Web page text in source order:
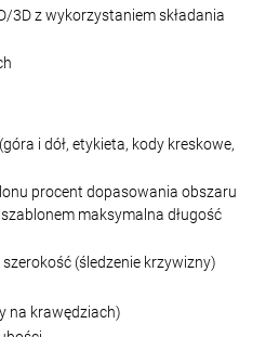
3D z wykorzystaniem składania
i dół, etykieta, kody kreskowe,
procent dopasowania obszaru
maksymalna długość
(śledzenie krzywizny)
na krawędziach)